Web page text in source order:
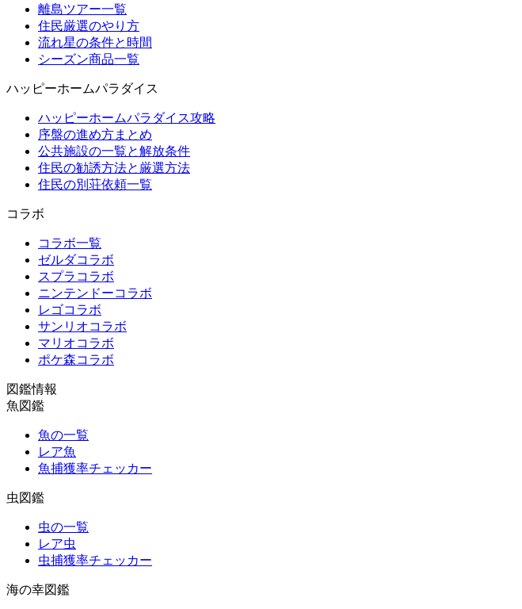
離島ツアー一覧
住民厳選のやり方
流れ星の条件と時間
シーズン商品一覧
ハッピーホームパラダイス
ハッピーホームパラダイス攻略
序盤の進め方まとめ
公共施設の一覧と解放条件
住民の勧誘方法と厳選方法
住民の別荘依頼一覧
コラボ
コラボ一覧
ゼルダコラボ
スプラコラボ
ニンテンドーコラボ
レゴコラボ
サンリオコラボ
マリオコラボ
ポケ森コラボ
図鑑情報
魚図鑑
魚の一覧
レア魚
魚捕獲率チェッカー
虫図鑑
虫の一覧
レア虫
虫捕獲率チェッカー
海の幸図鑑